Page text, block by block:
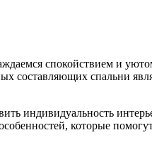
спокойствием и
составляющих спальни
индивидуальность
которые